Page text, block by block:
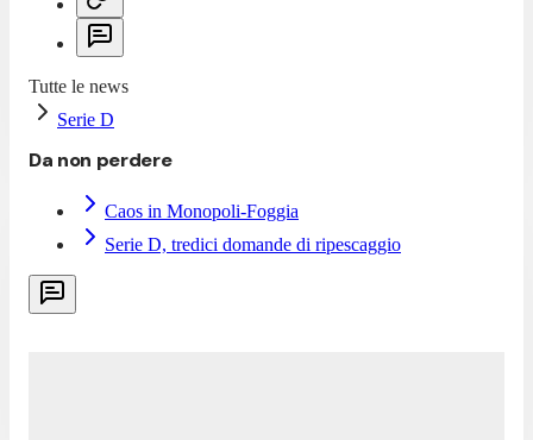
Tutte le news
Serie D
Da non perdere
Caos in Monopoli-Foggia
Serie D, tredici domande di ripescaggio